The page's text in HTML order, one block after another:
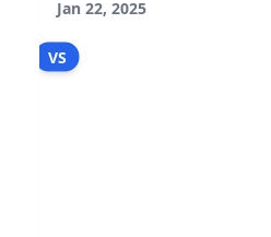
Nachteile sowie ihre
Jan 22, 2025
VS